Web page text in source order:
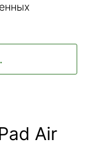
Air